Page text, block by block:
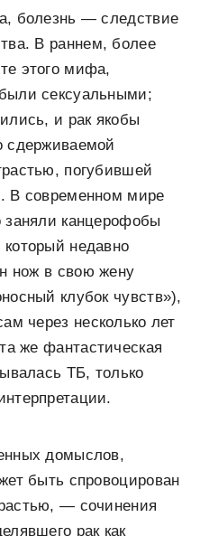
болезнь — следствие
В раннем, более
этого мифа,
сексуальными;
и рак якобы
сдерживаемой
погубившей
В современном мире
канцерофобы
недавно
нож в свою жену
клубок чувств»),
через несколько лет
же фантастическая
ТБ, только
домыслов,
быть спровоцирован
— сочинения
рак как